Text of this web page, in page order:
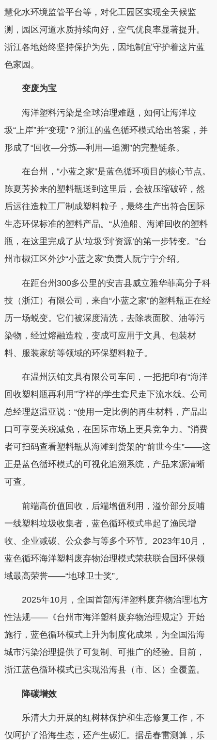
慧化水环境监管平台等，对化工园区实现全天候监
测，园区河道水质持续向好，空气优良率显著提升。
浙江各地始终坚持保护为先，因地制宜守护着这片蓝
色家园。
变废为宝
海洋塑料污染是全球治理难题，如何让海洋垃
圾“上岸”并“变现”？浙江的蓝色循环模式给出答案，并
形成了“回收—分拣—利用—追溯”的完整链条。
在台州，“小蓝之家”是蓝色循环项目的核心节点。
陈夏芳捡来的塑料瓶送到这里后，会被压缩破碎，然
后运往造粒工厂制成塑料粒子，最终生产出符合国际
生态环保标准的塑料产品。“从渔船、海滩回收的塑料
瓶，在这里完成了从‘垃圾’到‘资源’的第一步转变。”台
州市椒江区外沙“小蓝之家”负责人阮宁宁介绍。
在距台州300多公里的安吉县威立雅华菲高分子科
技（浙江）有限公司，来自“小蓝之家”的塑料瓶正在经
历一场蜕变。它们被深度清洗，去除表面胶、油等污
染物，经过熔融造粒，变成可应用于文具、包装材
料、服装家纺等领域的环保塑料粒子。
在温州沃铂文具有限公司车间，一把把印有“海洋
回收塑料瓶再利用”字样的学生套尺走下流水线。公司
总经理赵温亚说：“使用一定比例的再生材料，产品出
口可享受关税减免，在国际市场上更具竞争力。”消费
者可扫码查看塑料瓶从海滩到货架的“前世今生”——这
正是蓝色循环模式的可视化追溯系统，产品来源清晰
可查。
前端高价值回收，后端增值利用，溢价部分反哺
一线塑料垃圾收集者，蓝色循环模式串起了渔民增
收、企业减碳、公众参与等多个环节。2023年10月，
蓝色循环海洋塑料废弃物治理模式荣获联合国环保领
域最高荣誉——“地球卫士奖”。
2025年10月，全国首部海洋塑料废弃物治理地方
性法规——《台州市海洋塑料废弃物治理规定》开始
施行，蓝色循环模式上升为制度化成果，为全国沿海
城市污染治理提供了可复制、可推广的经验。目前，
浙江蓝色循环模式已实现沿海县（市、区）全覆盖。
降碳增效
乐清大力开展的红树林保护和生态修复工作，不
仅呵护了沿海生态，还产生碳汇。据岳春雷测算，乐